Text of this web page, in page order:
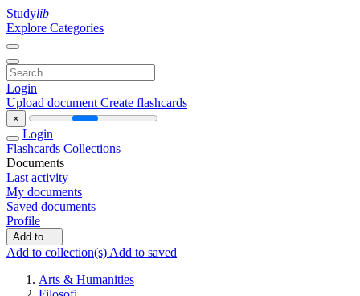
Studylib
Explore Categories
Login
Upload document Create flashcards
×
Login
Flashcards Collections
Documents
Last activity
My documents
Saved documents
Profile
Add to ...
Add to collection(s) Add to saved
Arts & Humanities